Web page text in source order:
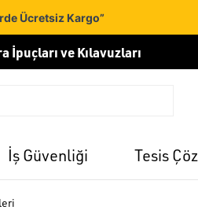
Ücretsiz Kargo”
İpuçları ve Kılavuzları
İş Güvenliği Tesis